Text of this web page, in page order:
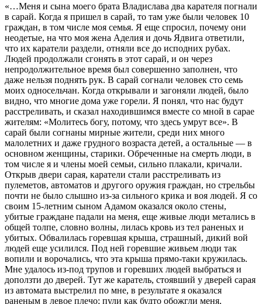
«…Меня и сына моего брата Владислава два карателя погнали
в сарай. Когда я пришел в сарай, то там уже были человек 10
граждан, в том числе моя семья. Я еще спросил, почему они
неодетые, на что моя жена Аделия и дочь Ядвига ответили,
что их каратели раздели, отняли все до исподних рубах.
Людей продолжали сгонять в этот сарай, и он через
непродолжительное время был совершенно заполнен, что
даже нельзя поднять рук. В сарай согнали человек сто семь
моих односельчан. Когда открывали и загоняли людей, было
видно, что многие дома уже горели. Я понял, что нас будут
расстреливать, и сказал находившимся вместе со мной в сарае
жителям: «Молитесь богу, потому, что здесь умрут все». В
сарай были согнаны мирные жители, среди них много
малолетних и даже грудного возраста детей, а остальные — в
основном женщины, старики. Обреченные на смерть люди, в
том числе я и члены моей семьи, сильно плакали, кричали.
Открыв двери сарая, каратели стали расстреливать из
пулеметов, автоматов и другого оружия граждан, но стрельбы
почти не было слышно из-за сильного крика и воя людей. Я со
своим 15-летним сыном Адамом оказался около стены,
убитые граждане падали на меня, еще живые люди метались в
общей толпе, словно волны, лилась кровь из тел раненых и
убитых. Обвалилась горевшая крыша, страшный, дикий вой
людей еще усилился. Под ней горевшие живьем люди так
вопили и ворочались, что эта крыша прямо-таки кружилась.
Мне удалось из-под трупов и горевших людей выбраться и
доползти до дверей. Тут же каратель, стоявший у дверей сарая
из автомата выстрелил по мне, в результате я оказался
раненым в левое плечо; пули как будто обожгли меня,